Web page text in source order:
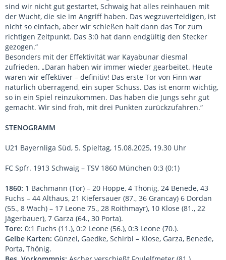
sind wir nicht gut gestartet, Schwaig hat alles reinhauen mit
der Wucht, die sie im Angriff haben. Das wegzuverteidigen, ist
nicht so einfach, aber wir schießen halt dann das Tor zum
richtigen Zeitpunkt. Das 3:0 hat dann endgültig den Stecker
gezogen.“
Besonders mit der Effektivität war Kayabunar diesmal
zufrieden. „Daran haben wir immer wieder gearbeitet. Heute
waren wir effektiver – definitiv! Das erste Tor von Finn war
natürlich überragend, ein super Schuss. Das ist enorm wichtig,
so in ein Spiel reinzukommen. Das haben die Jungs sehr gut
gemacht. Wir sind froh, mit drei Punkten zurückzufahren.“
STENOGRAMM
U21 Bayernliga Süd, 5. Spieltag, 15.08.2025, 19.30 Uhr
FC Spfr. 1913 Schwaig – TSV 1860 München 0:3 (0:1)
1860: 1 Bachmann (Tor) – 20 Hoppe, 4 Thönig, 24 Benede, 43
Fuchs – 44 Althaus, 21 Kiefersauer (87., 36 Grancay) 6 Dordan
(55., 8 Wach) – 17 Leone 75., 28 Roithmayr), 10 Klose (81., 22
Jägerbauer), 7 Garza (64., 30 Porta).
Tore: 0:1 Fuchs (11.), 0:2 Leone (56.), 0:3 Leone (70.).
Gelbe Karten: Günzel, Gaedke, Schirbl – Klose, Garza, Benede,
Porta, Thönig.